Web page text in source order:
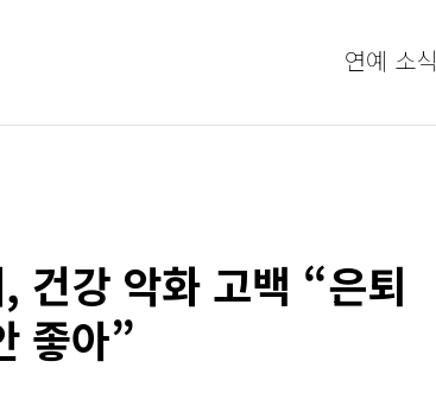
연예 소식
건강 악화 고백 “은퇴
좋아”